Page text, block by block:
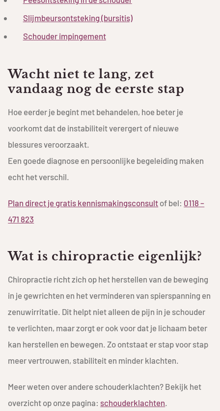
Slijmbeursontsteking (bursitis)
Schouder impingement
Wacht niet te lang, zet
vandaag nog de eerste stap
Hoe eerder je begint met behandelen, hoe beter je
voorkomt dat de instabiliteit verergert of nieuwe
blessures veroorzaakt.
Een goede diagnose en persoonlijke begeleiding maken
echt het verschil.
Plan direct je gratis kennismakingsconsult of bel: 0118 –
471 823
Wat is chiropractie eigenlijk?
Chiropractie richt zich op het herstellen van de beweging
in je gewrichten en het verminderen van spierspanning en
zenuwirritatie. Dit helpt niet alleen de pijn in je schouder
te verlichten, maar zorgt er ook voor dat je lichaam beter
kan herstellen en bewegen. Zo ontstaat er stap voor stap
meer vertrouwen, stabiliteit en minder klachten.
Meer weten over andere schouderklachten? Bekijk het
overzicht op onze pagina: schouderklachten.